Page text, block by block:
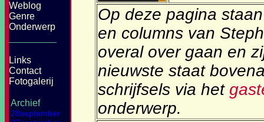
Weblog
Genre
Onderwerp
Links
Contact
Fotogalerij
Archief
28september
Op deze pagina
en columns van
overal over gaan en
nieuwste staat
schrijfsels via het
onderwerp.